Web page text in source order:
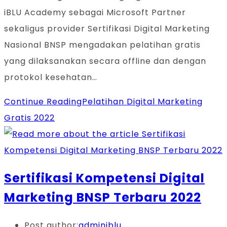
iBLU Academy sebagai Microsoft Partner
sekaligus provider Sertifikasi Digital Marketing
Nasional BNSP mengadakan pelatihan gratis
yang dilaksanakan secara offline dan dengan
protokol kesehatan…
Continue ReadingPelatihan Digital Marketing
Gratis 2022
Sertifikasi Kompetensi Digital
Marketing BNSP Terbaru 2022